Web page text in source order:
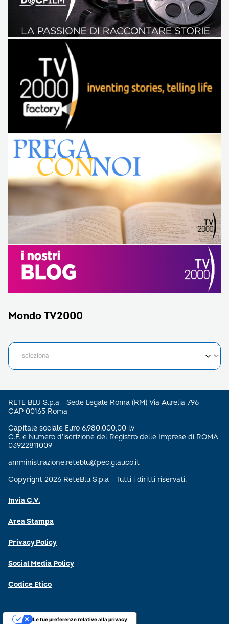
Mondo TV2000
RETE BLU S.p.a - Sede Legale Roma (RM) Via Aurelia 796 –
CAP 00165 Roma
Capitale sociale Euro 6.980.000,00 i.v
C.F. e Numero d’iscrizione del Registro delle Imprese di ROMA
03922811009
amministrazione.reteblu@pec.glauco.it
Copyright 2026 ReteBlu S.p.a - Tutti i diritti riservati.
Invia C.V.
Area Stampa
Privacy Policy
Social Media Policy
Codice Etico
Le tue preferenze relative alla privacy